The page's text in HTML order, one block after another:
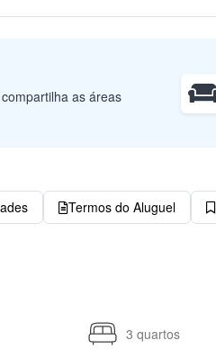
as áreas
Termos do Aluguel
3 quartos